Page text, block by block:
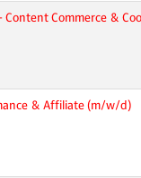
Content Commerce &
& Affiliate (m/w/d)